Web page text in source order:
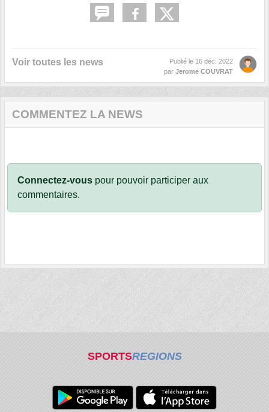
Voir toutes les news Publié le 16 déc. 2022
par Jerome COUVRAT
COMMENTEZ LA NEWS
Connectez-vous pour pouvoir participer aux
commentaires.
SPORTSREGIONS